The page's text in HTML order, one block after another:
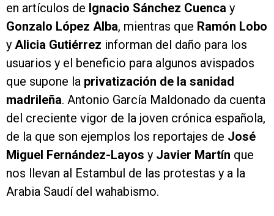
en artículos de Ignacio Sánchez Cuenca y
Gonzalo López Alba, mientras que Ramón Lobo
y Alicia Gutiérrez informan del daño para los
usuarios y el beneficio para algunos avispados
que supone la privatización de la sanidad
madrileña. Antonio García Maldonado da cuenta
del creciente vigor de la joven crónica española,
de la que son ejemplos los reportajes de José
Miguel Fernández-Layos y Javier Martín que
nos llevan al Estambul de las protestas y a la
Arabia Saudí del wahabismo.